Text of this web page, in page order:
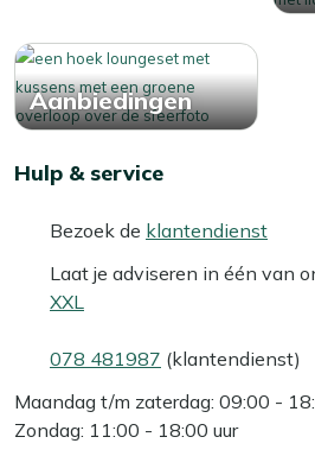
Aanbiedingen
Hulp & service
Bezoek de klantendienst
Laat je adviseren in één van
XXL
078 481987 (klantendienst)
Maandag t/m zaterdag: 09:00 -
Zondag: 11:00 - 18:00 uur